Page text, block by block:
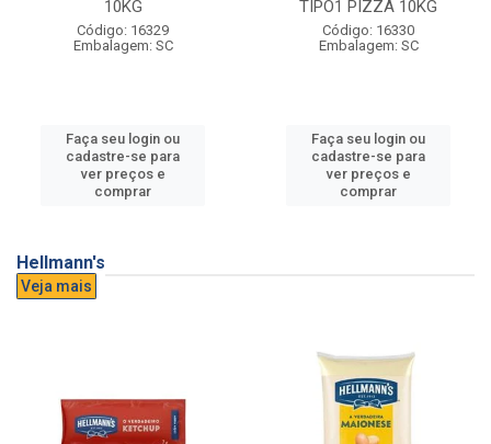
10KG
Código: 16329
Embalagem: SC
Faça seu login ou
cadastre-se para
ver preços e
comprar
TIPO1 PIZZA 10KG
Código: 16330
Embalagem: SC
Faça seu login ou
cadastre-se para
ver preços e
comprar
Hellmann's
Veja mais